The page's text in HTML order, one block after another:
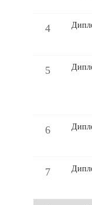
4
5
6
7